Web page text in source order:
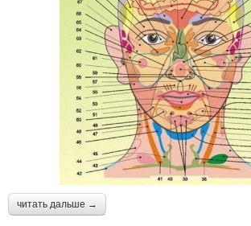
читать дальше →